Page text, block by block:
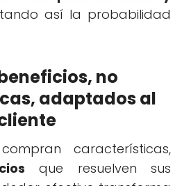
así la probabilidad
no
adaptados al
características,
que resuelven sus